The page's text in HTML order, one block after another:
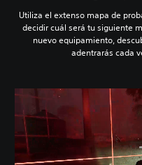
Utiliza el extenso mapa de
decidir cuál será tu siguiente
nuevo equipamiento,
adentrarás cada